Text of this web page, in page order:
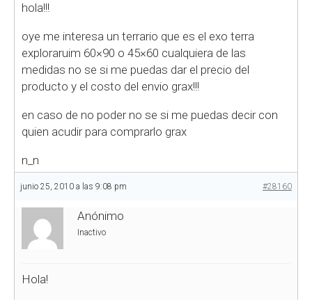
hola!!!
oye me interesa un terrario que es el exo terra
exploraruim 60×90 o 45×60 cualquiera de las
medidas no se si me puedas dar el precio del
producto y el costo del envio grax!!!
en caso de no poder no se si me puedas decir con
quien acudir para comprarlo grax
n_n
junio 25, 2010 a las 9:08 pm #28160
Anónimo
Inactivo
Hola!